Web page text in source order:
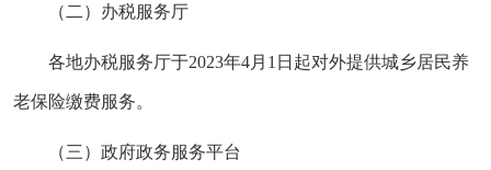
（二）办税服务厅
各地办税服务厅于2023年4月1日起对外提供城乡居民养
老保险缴费服务。
（三）政府政务服务平台